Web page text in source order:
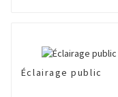
Éclairage public